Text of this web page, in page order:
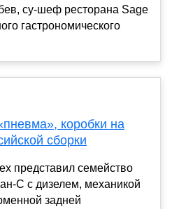
су-шеф ресторана Sage
гастрономического
коробки на
сборки
представил семейство
С с дизелем, механикой
задней